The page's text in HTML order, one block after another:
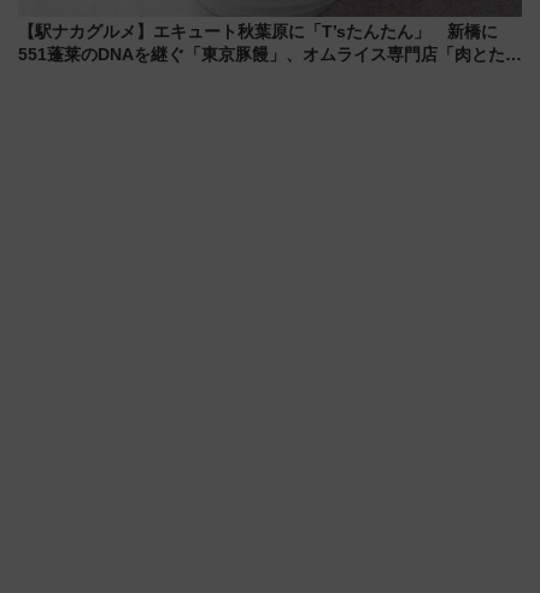
【駅ナカグルメ】エキュート秋葉原に「T’sたんたん」 新橋に
551蓬莱のDNAを継ぐ「東京豚饅」、オムライス専門店「肉とたま